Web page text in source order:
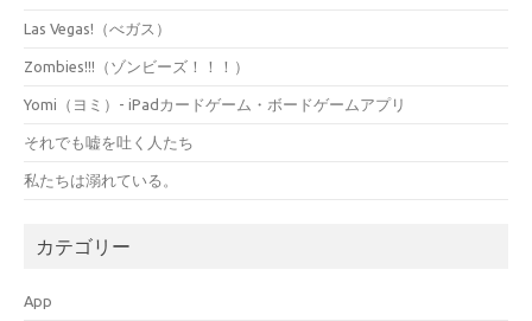
Las Vegas!（べガス）
Zombies!!!（ゾンビーズ！！！）
Yomi（ヨミ）- iPadカードゲーム・ボードゲームアプリ
それでも嘘を吐く人たち
私たちは溺れている。
カテゴリー
App